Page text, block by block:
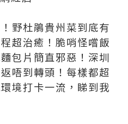
野杜鵑貴州菜到底有
超治癒！脆哨怪嚐飯
包片簡直邪惡！深圳
唔到轉頭！每樣都超
境打卡一流，睇到我